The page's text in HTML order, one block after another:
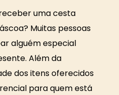
uma cesta
Muitas pessoas
alguém especial
Além da
dos itens oferecidos
para quem está